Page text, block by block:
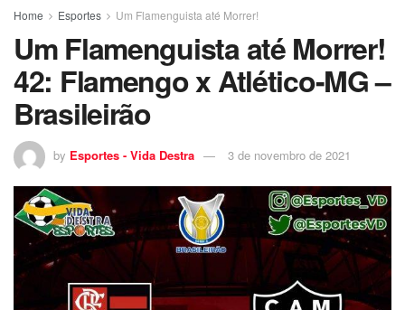
Home Esportes Um Flamenguista até Morrer!
Um Flamenguista até Morrer!
42: Flamengo x Atlético-MG –
Brasileirão
by Esportes - Vida Destra 3 de novembro de 2021